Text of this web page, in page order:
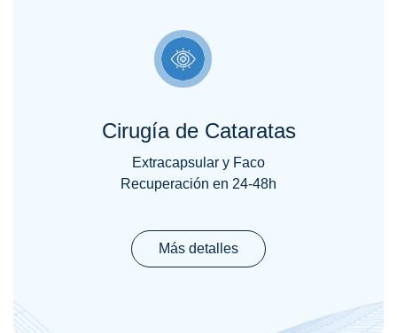
Cirugía de Cataratas
Extracapsular y Faco
Recuperación en 24-48h
Más detalles